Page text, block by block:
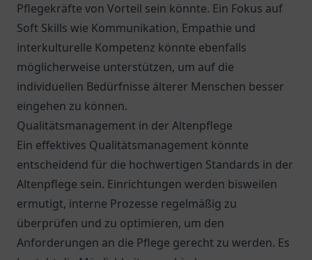
Pflegekräfte von Vorteil sein könnte. Ein Fokus auf
Soft Skills wie Kommunikation, Empathie und
interkulturelle Kompetenz könnte ebenfalls
möglicherweise unterstützen, um auf die
individuellen Bedürfnisse älterer Menschen besser
eingehen zu können.
Qualitätsmanagement in der Altenpflege
Ein effektives Qualitätsmanagement könnte
entscheidend für die hochwertigen Standards in der
Altenpflege sein. Einrichtungen werden bisweilen
ermutigt, interne Prozesse regelmäßig zu
überprüfen und zu optimieren, um den
Anforderungen an die Pflege gerecht zu werden. Es